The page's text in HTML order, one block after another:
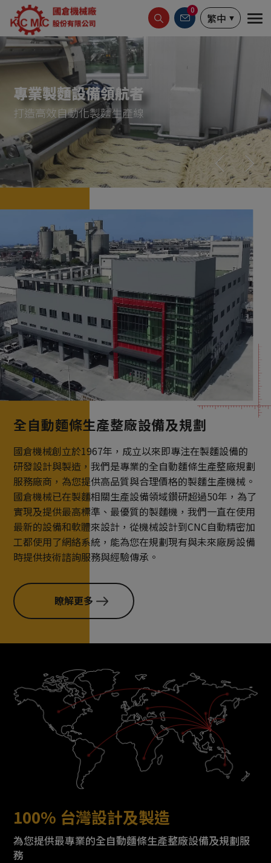
0
繁中
領航者
麵生產線
全自動麵條生產整廠設備及規劃
國倉機械創立於1967年，成立以來即專注在製麵設備的
研發設計與製造，我們是專業的全自動麵條生產整廠規劃
服務廠商，為您提供高品質與合理價格的製麵生產機械。
國倉機械已在製麵相關生產設備領域鑽研超過50年，為了
實現及提供最高標準、最優質的製麵機，我們一直在使用
最新的設備和軟體來設計，從機械設計到CNC自動精密加
工都使用了網絡系統，能為您在規劃現有與未來廠房設備
時提供技術諮詢服務與經驗傳承。
瞭解更多
100% 台灣設計及製造
為您提供最專業的全自動麵條生產整廠設備及規劃服
務
Cookie管理面板